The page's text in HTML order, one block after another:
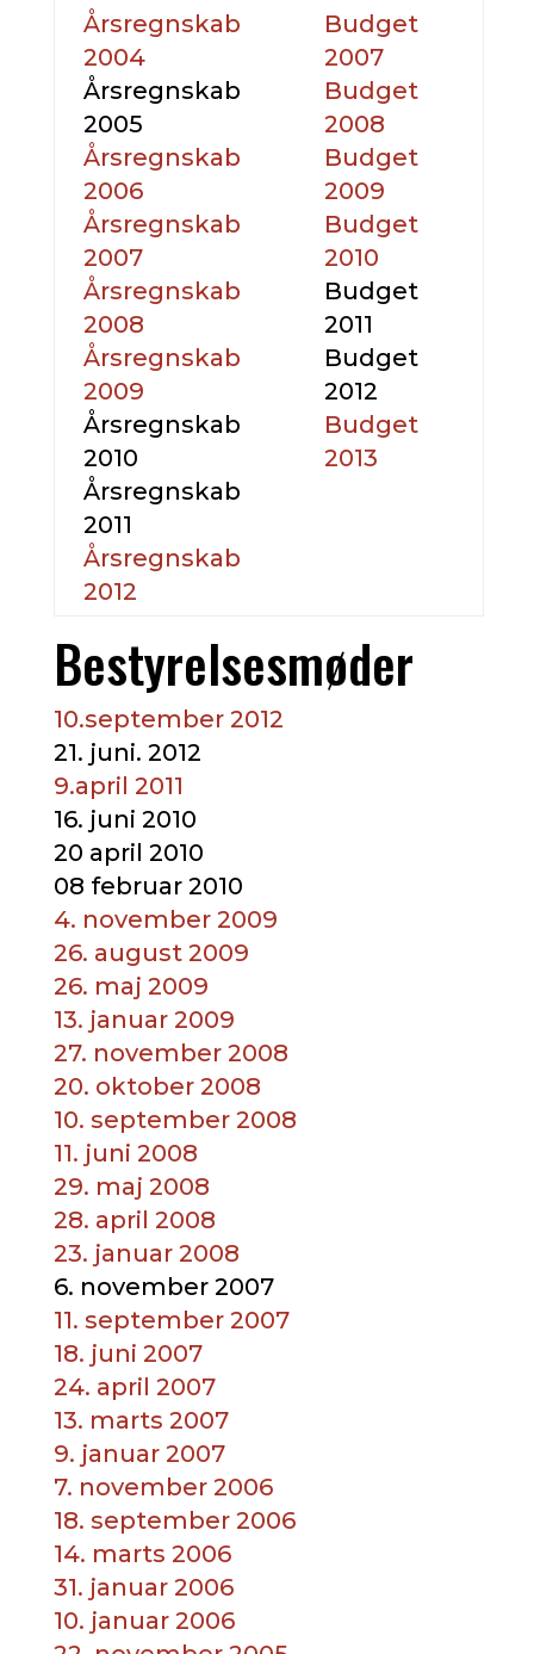
Årsregnskab
2004
Årsregnskab
2005
Årsregnskab
2006
Årsregnskab
2007
Årsregnskab
2008
Årsregnskab
2009
Årsregnskab
2010
Årsregnskab
2011
Årsregnskab
2012
Budget
2007
Budget
2008
Budget
2009
Budget
2010
Budget
2011
Budget
2012
Budget
2013
Bestyrelsesmøder
10.september 2012
21. juni. 2012
9.april 2011
16. juni 2010
20 april 2010
08 februar 2010
4. november 2009
26. august 2009
26. maj 2009
13. januar 2009
27. november 2008
20. oktober 2008
10. september 2008
11. juni 2008
29. maj 2008
28. april 2008
23. januar 2008
6. november 2007
11. september 2007
18. juni 2007
24. april 2007
13. marts 2007
9. januar 2007
7. november 2006
18. september 2006
14. marts 2006
31. januar 2006
10. januar 2006